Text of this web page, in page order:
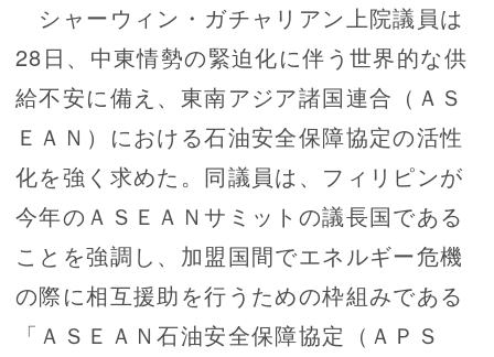
シャーウィン・ガチャリアン上院議員は
28日、中東情勢の緊迫化に伴う世界的な供
給不安に備え、東南アジア諸国連合（ＡＳ
ＥＡＮ）における石油安全保障協定の活性
化を強く求めた。同議員は、フィリピンが
今年のＡＳＥＡＮサミットの議長国である
ことを強調し、加盟国間でエネルギー危機
の際に相互援助を行うための枠組みである
「ＡＳＥＡＮ石油安全保障協定（ＡＰＳ